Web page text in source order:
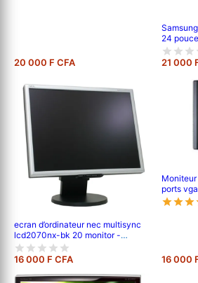
20 000 F CFA
24 pouce
21 000
ecran d’ordinateur nec multisync
lcd2070nx-bk 20 monitor -
black/silver
16 000 F CFA
ports
1050
16 000